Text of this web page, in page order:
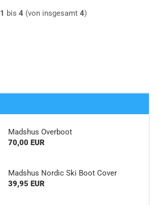
1 bis 4(von insgesamt 4)
Madshus Overboot
70,00 EUR
Madshus Nordic Ski Boot Cover
39,95 EUR